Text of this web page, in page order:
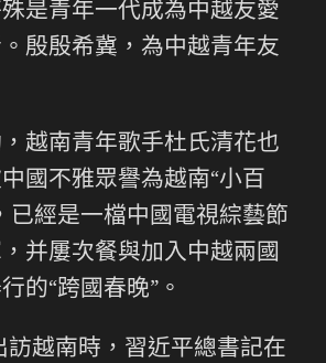
是青年一代成為中越友愛
殷殷希冀，為中越青年友
越南青年歌手杜氏清花也
國不雅眾譽為越南“小百
已經是一檔中國電視綜藝節
并屢次餐與加入中越兩國
的“跨國春晚”。
訪越南時，習近平總書記在